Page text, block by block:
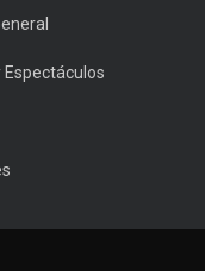
Espectáculos